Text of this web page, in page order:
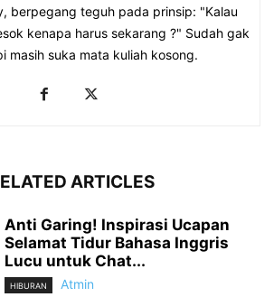
berpegang teguh pada prinsip: "Kalau
kenapa harus sekarang ?" Sudah gak
masih suka mata kuliah kosong.
ARTICLES
Anti Garing! Inspirasi Ucapan
Selamat Tidur Bahasa Inggris
Lucu untuk Chat...
HIBURAN Atmin